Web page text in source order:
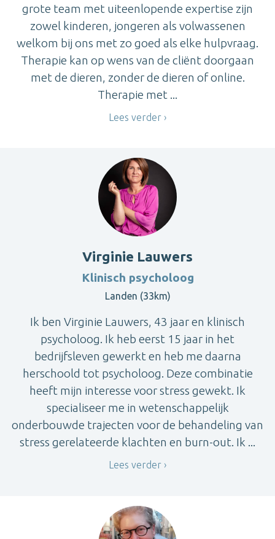
grote team met uiteenlopende expertise zijn
zowel kinderen, jongeren als volwassenen
welkom bij ons met zo goed als elke hulpvraag.
Therapie kan op wens van de cliënt doorgaan
met de dieren, zonder de dieren of online.
Therapie met ...
Lees verder
Virginie Lauwers
Klinisch psycholoog
Landen (33km)
Ik ben Virginie Lauwers, 43 jaar en klinisch
psycholoog. Ik heb eerst 15 jaar in het
bedrijfsleven gewerkt en heb me daarna
herschoold tot psycholoog. Deze combinatie
heeft mijn interesse voor stress gewekt. Ik
specialiseer me in wetenschappelijk
onderbouwde trajecten voor de behandeling van
stress gerelateerde klachten en burn-out. Ik ...
Lees verder